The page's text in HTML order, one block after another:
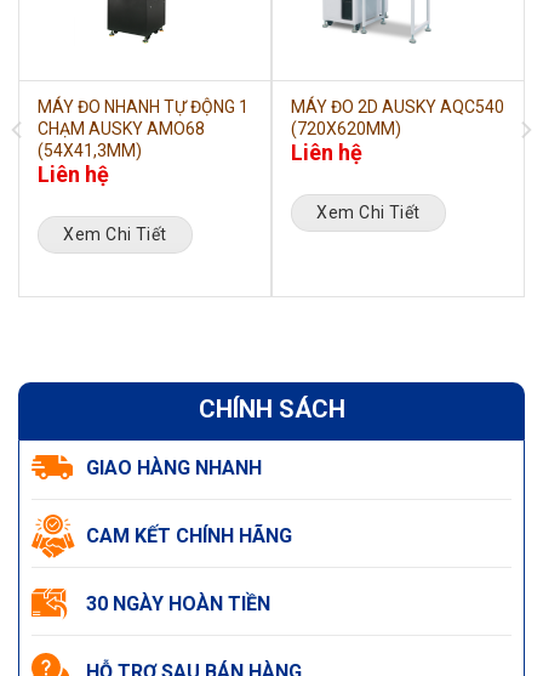
MÁY ĐO NHANH TỰ ĐỘNG 1
CHẠM AUSKY AMO68
(54X41,3MM)
Liên hệ
Xem Chi Tiết
MÁY ĐO 2D AUSKY AQC540
(720X620MM)
Liên hệ
Xem Chi Tiết
CHÍNH SÁCH
GIAO HÀNG NHANH
CAM KẾT CHÍNH HÃNG
30 NGÀY HOÀN TIỀN
HỖ TRỢ SAU BÁN HÀNG